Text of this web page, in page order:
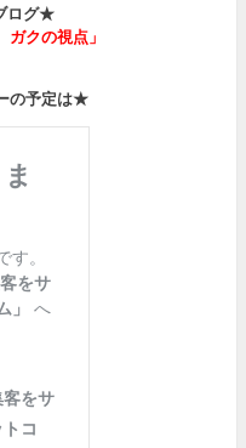
ログ★
クの視点」
の予定は★